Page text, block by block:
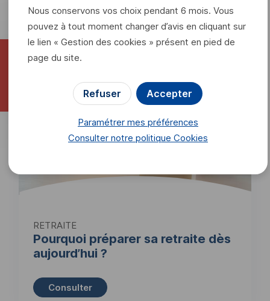
Dernières actualités
RETRAITE
Pourquoi préparer sa retraite dès
aujourd’hui ?
Consulter
Nous conservons vos choix pendant 6 mois. Vous
pouvez à tout moment changer d’avis en cliquant sur
le lien « Gestion des cookies » présent en pied de
page du site.
Accepter
Refuser
Paramétrer mes préférences
Consulter notre politique Cookies